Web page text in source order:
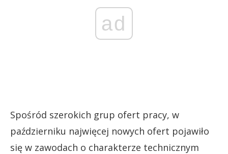
ad
Spośród szerokich grup ofert pracy, w
październiku najwięcej nowych ofert pojawiło
się w zawodach o charakterze technicznym